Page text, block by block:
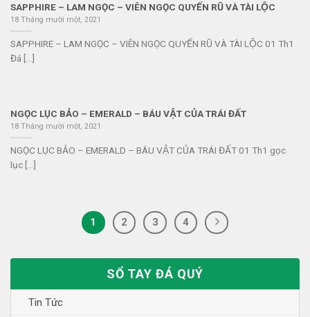
SỔ TAY ĐÁ QUÝ
Tin Tức
SAPPHIRE – LAM NGỌC – VIÊN NGỌC QUYẾN RŨ VÀ TÀI LỘC
18 Tháng mười một, 2021
SAPPHIRE – LAM NGỌC – VIÊN NGỌC QUYẾN RŨ VÀ TÀI LỘC 01 Th1
Đá [...]
NGỌC LỤC BẢO – EMERALD – BÁU VẬT CỦA TRÁI ĐẤT
18 Tháng mười một, 2021
NGỌC LỤC BẢO – EMERALD – BÁU VẬT CỦA TRÁI ĐẤT 01 Th1 gọc
lục [...]
1 2 3 4